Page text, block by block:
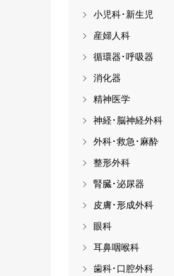
小児科･新生児
産婦人科
循環器･呼吸器
消化器
精神医学
神経･脳神経外科
外科･救急･麻酔
整形外科
腎臓･泌尿器
皮膚･形成外科
眼科
耳鼻咽喉科
歯科･口腔外科